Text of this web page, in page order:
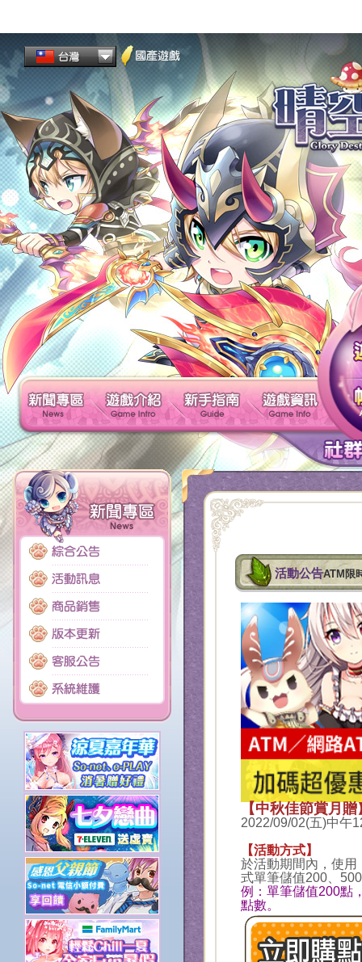
新聞專區 遊戲介紹 新手指南
活動公告ATM限
【中秋佳節賞月贈
2022/09/02(五)中午
【活動方式】
於活動期間內，使用
式單筆儲值200、
例：單筆儲值200點
點數。